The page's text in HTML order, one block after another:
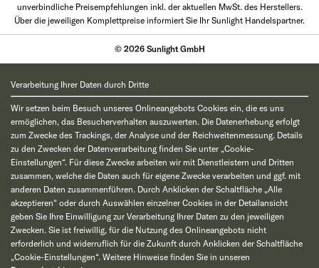
unverbindliche Preisempfehlungen inkl. der aktuellen MwSt. des Herstellers.
Über die jeweiligen Komplettpreise informiert Sie Ihr Sunlight Handelspartner.
© 2026 Sunlight GmbH
Verarbeitung Ihrer Daten durch Dritte
Wir setzen beim Besuch unseres Onlineangebots Cookies ein, die es uns
ermöglichen, das Besucherverhalten auszuwerten. Die Datenerhebung erfolgt
zum Zwecke des Trackings, der Analyse und der Reichweitenmessung. Details
zu den Zwecken der Datenverarbeitung finden Sie unter „Cookie-
Einstellungen“. Für diese Zwecke arbeiten wir mit Dienstleistern und Dritten
zusammen, welche die Daten auch für eigene Zwecke verarbeiten und ggf. mit
anderen Daten zusammenführen. Durch Anklicken der Schaltfläche „Alle
akzeptieren“ oder durch Auswählen einzelner Cookies in der Detailansicht
geben Sie Ihre Einwilligung zur Verarbeitung Ihrer Daten zu den jeweiligen
Zwecken. Sie ist freiwillig, für die Nutzung des Onlineangebots nicht
erforderlich und widerruflich für die Zukunft durch Anklicken der Schaltfläche
„Cookie-Einstellungen“. Weitere Hinweise finden Sie in unseren